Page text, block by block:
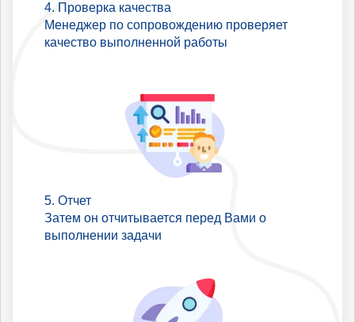
Проверка качества
Менеджер по сопровождению проверяет
качество выполненной работы
Отчет
Затем он отчитывается перед Вами о
выполнении задачи